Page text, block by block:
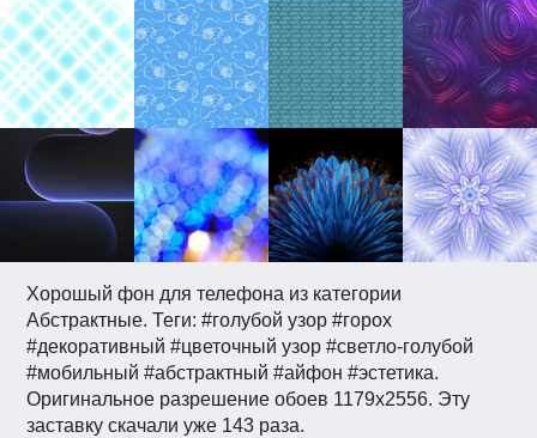
Хорошый фон для телефона из категории
Абстрактные. Теги: #голубой узор #горох
#декоративный #цветочный узор #светло-голубой
#мобильный #абстрактный #айфон #эстетика.
Оригинальное разрешение обоев 1179x2556. Эту
заставку скачали уже 143 раза.